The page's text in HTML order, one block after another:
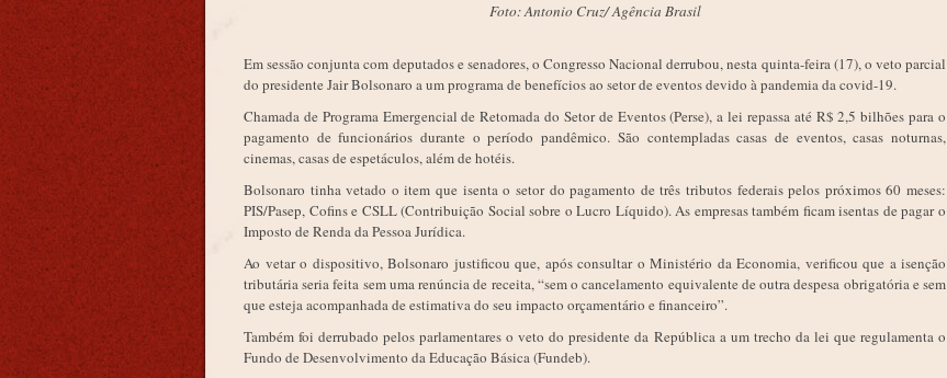
Foto: Antonio Cruz/ Agência Brasil
Em sessão conjunta com deputados e senadores, o Congresso Nacional derrubou, nesta quinta-feira (17), o veto parcial
do presidente Jair Bolsonaro a um programa de benefícios ao setor de eventos devido à pandemia da covid-19.
Chamada de Programa Emergencial de Retomada do Setor de Eventos (Perse), a lei repassa até R$ 2,5 bilhões para o
pagamento de funcionários durante o período pandêmico. São contempladas casas de eventos, casas noturnas,
cinemas, casas de espetáculos, além de hotéis.
Bolsonaro tinha vetado o item que isenta o setor do pagamento de três tributos federais pelos próximos 60 meses:
PIS/Pasep, Cofins e CSLL (Contribuição Social sobre o Lucro Líquido). As empresas também ficam isentas de pagar o
Imposto de Renda da Pessoa Jurídica.
Ao vetar o dispositivo, Bolsonaro justificou que, após consultar o Ministério da Economia, verificou que a isenção
tributária seria feita sem uma renúncia de receita, “sem o cancelamento equivalente de outra despesa obrigatória e sem
que esteja acompanhada de estimativa do seu impacto orçamentário e financeiro”.
Também foi derrubado pelos parlamentares o veto do presidente da República a um trecho da lei que regulamenta o
Fundo de Desenvolvimento da Educação Básica (Fundeb).